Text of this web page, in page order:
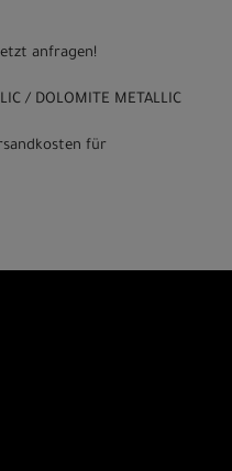
anfragen!
/ DOLOMITE METALLIC
für